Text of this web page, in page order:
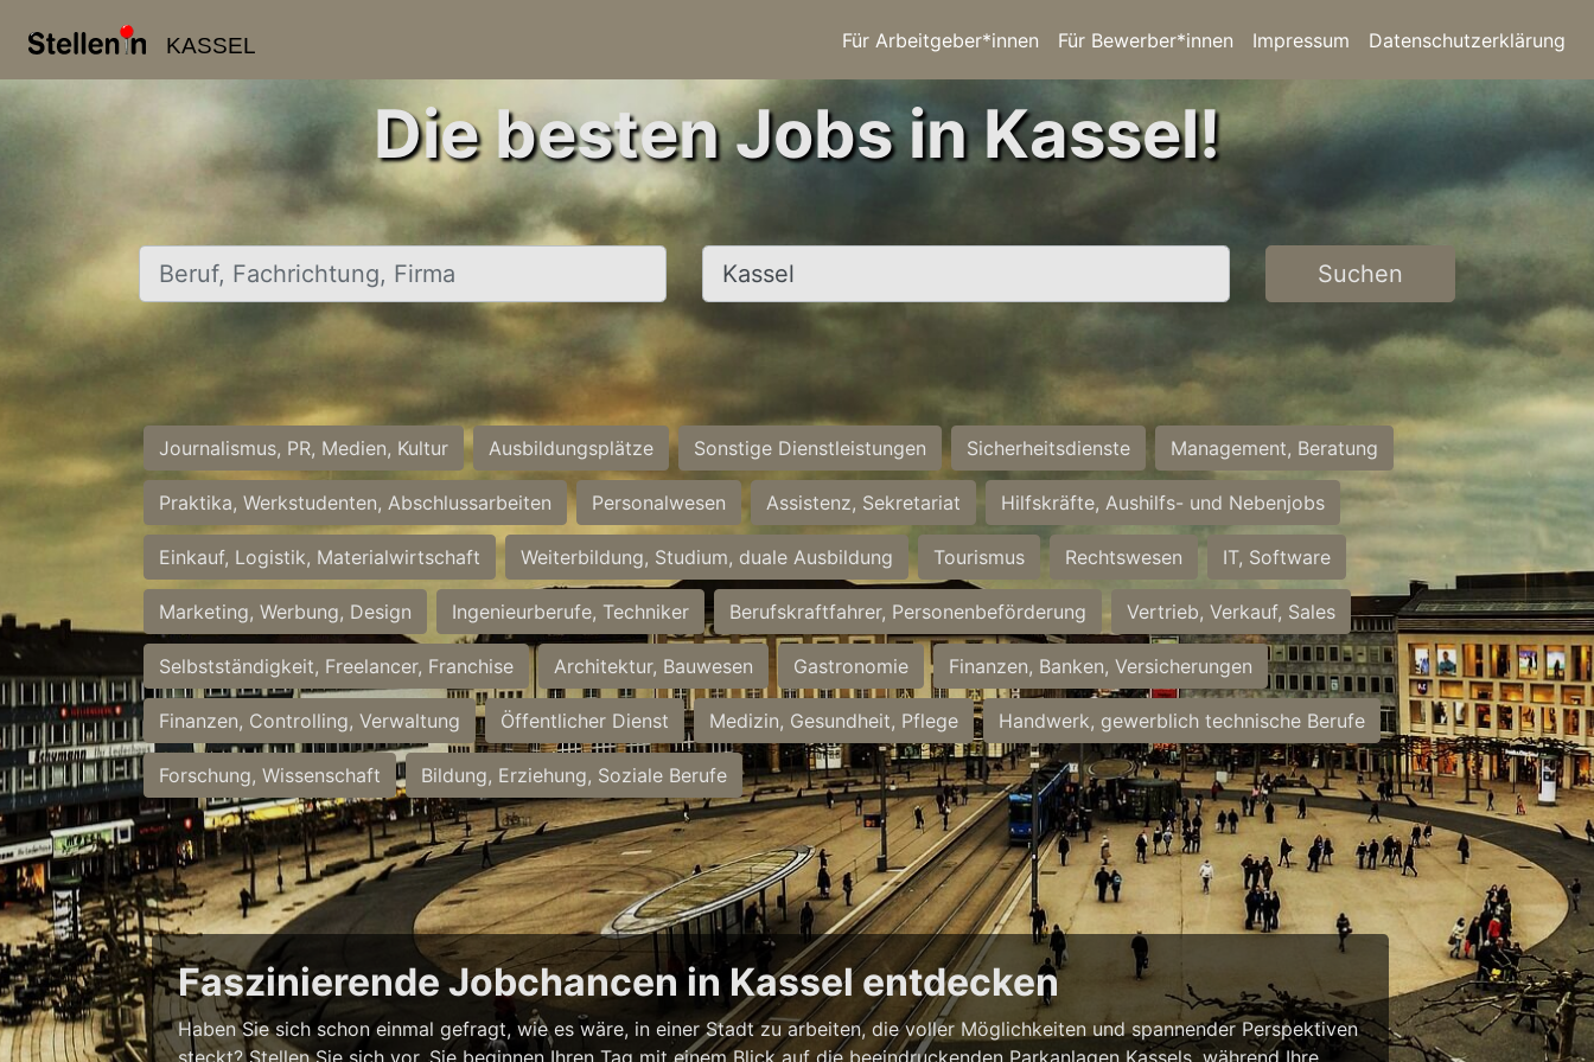
KASSEL Für Arbeitgeber*innen Für Bewerber*innen Impressum Datenschutzerklärung
Die besten Jobs in Kassel!
Beruf, Fachrichtung, Firma Ort, Stadt Suchen
Journalismus, PR, Medien, Kultur Ausbildungsplätze Sonstige Dienstleistungen Sicherheitsdienste Management, Beratung
Praktika, Werkstudenten, Abschlussarbeiten Personalwesen Assistenz, Sekretariat Hilfskräfte, Aushilfs- und Nebenjobs
Einkauf, Logistik, Materialwirtschaft Weiterbildung, Studium, duale Ausbildung Tourismus Rechtswesen IT, Software
Marketing, Werbung, Design Ingenieurberufe, Techniker Berufskraftfahrer, Personenbeförderung Vertrieb, Verkauf, Sales
Selbstständigkeit, Freelancer, Franchise Architektur, Bauwesen Gastronomie Finanzen, Banken, Versicherungen
Finanzen, Controlling, Verwaltung Öffentlicher Dienst Medizin, Gesundheit, Pflege Handwerk, gewerblich technische Berufe
Forschung, Wissenschaft Bildung, Erziehung, Soziale Berufe
Faszinierende Jobchancen in Kassel entdecken
Haben Sie sich schon einmal gefragt, wie es wäre, in einer Stadt zu arbeiten, die voller Möglichkeiten und spannender Perspektiven